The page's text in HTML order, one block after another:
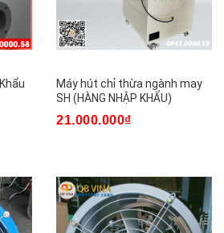
Máy hút chỉ thừa ngành may
SH (HÀNG NHẬP KHẨU)
21.000.000₫